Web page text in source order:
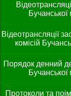
Бучанської
Відеотрансляції
комісій
Порядок денний
Бучанської
Протоколи та